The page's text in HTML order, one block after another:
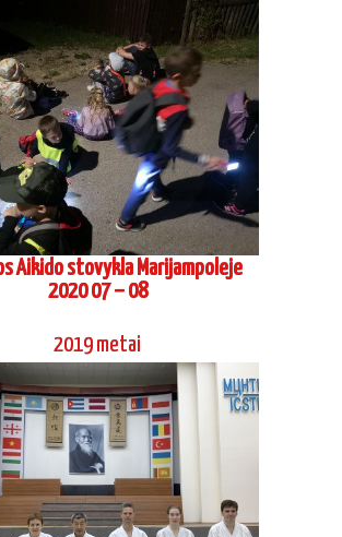
Aikido stovykla Marijampoleje
2020 07 – 08
2019 metai